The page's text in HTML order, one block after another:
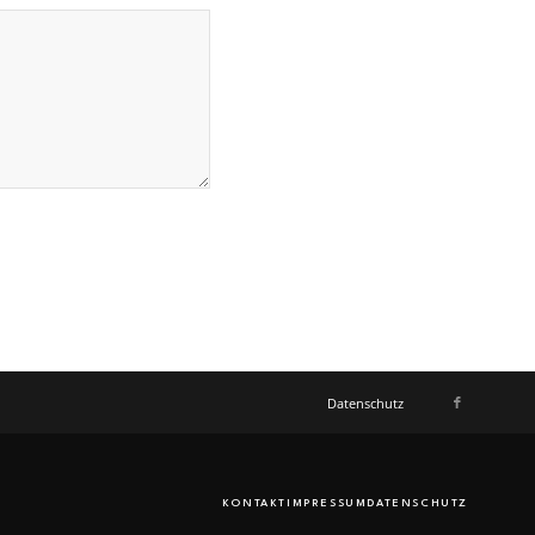
Datenschutz
KONTAKT IMPRESSUM DATENSCHUTZ